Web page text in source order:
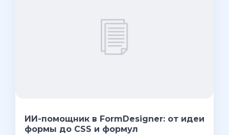
ИИ-помощник в FormDesigner: от идеи
формы до CSS и формул